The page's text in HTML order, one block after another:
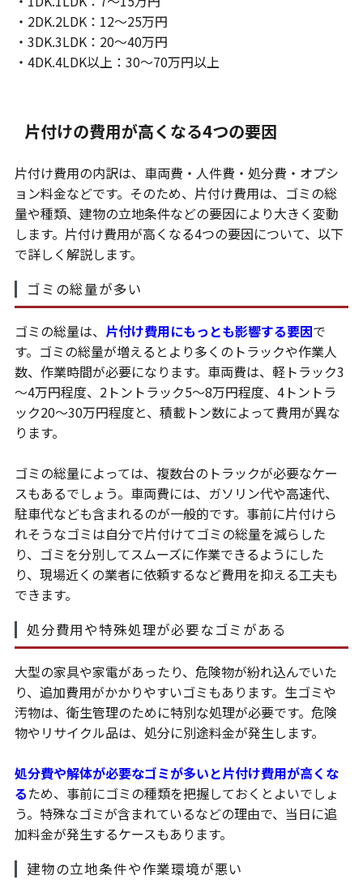
・2DK.2LDK：12～25万円
・3DK.3LDK：20～40万円
・4DK.4LDK以上：30～70万円以上
片付けの費用が高くなる4つの要因
片付け費用の内訳は、車両費・人件費・処分費・オプシ
ョン料金などです。そのため、片付け費用は、ゴミの総
量や種類、建物の立地条件などの要因により大きく変動
します。片付け費用が高くなる4つの要因について、以下
で詳しく解説します。
ゴミの総量が多い
ゴミの総量は、 片付け費用にもっとも影響する要因で
す。ゴミの総量が増えるとより多くのトラックや作業人
数、作業時間が必要になります。車両費は、軽トラック3
～4万円程度、2トントラック5～8万円程度、4トントラ
ック20～30万円程度と、積載トン数によって費用が異な
ります。
ゴミの総量によっては、複数台のトラックが必要なケー
スもあるでしょう。車両費には、ガソリン代や高速代、
駐車代なども含まれるのが一般的です。事前に片付けら
れそうなゴミは自分で片付けてゴミの総量を減らした
り、ゴミを分別してスムーズに作業できるようにした
り、現場近くの業者に依頼するなど費用を抑える工夫も
できます。
処分費用や特殊処理が必要なゴミがある
大型の家具や家電があったり、危険物が紛れ込んでいた
り、追加費用がかかりやすいゴミもあります。生ゴミや
汚物は、衛生管理のために特別な処理が必要です。危険
物やリサイクル品は、処分に別途料金が発生します。
処分費や解体が必要なゴミが多いと片付け費用が高くな
るため、事前にゴミの種類を把握しておくとよいでしょ
う。特殊なゴミが含まれているなどの理由で、当日に追
加料金が発生するケースもあります。
建物の立地条件や作業環境が悪い